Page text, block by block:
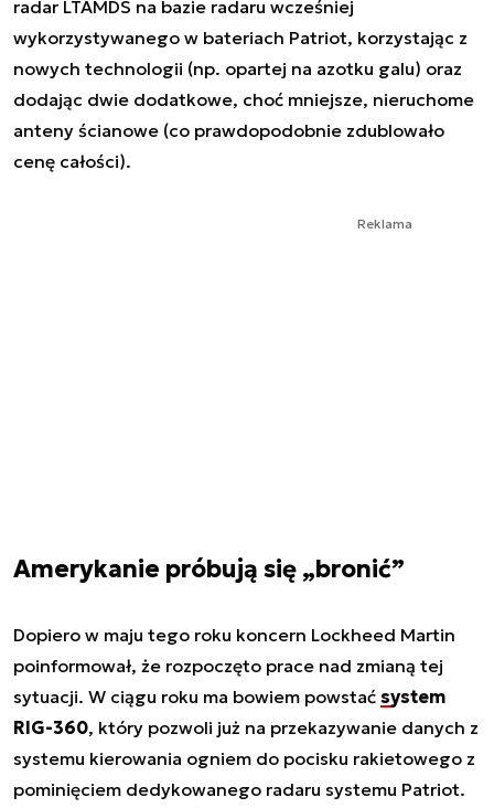
radar LTAMDS na bazie radaru wcześniej
wykorzystywanego w bateriach Patriot, korzystając z
nowych technologii (np. opartej na azotku galu) oraz
dodając dwie dodatkowe, choć mniejsze, nieruchome
anteny ścianowe (co prawdopodobnie zdublowało
cenę całości).
Reklama
Amerykanie próbują się „bronić”
Dopiero w maju tego roku koncern Lockheed Martin
poinformował, że rozpoczęto prace nad zmianą tej
sytuacji. W ciągu roku ma bowiem powstać system
RIG-360, który pozwoli już na przekazywanie danych z
systemu kierowania ogniem do pocisku rakietowego z
pominięciem dedykowanego radaru systemu Patriot.